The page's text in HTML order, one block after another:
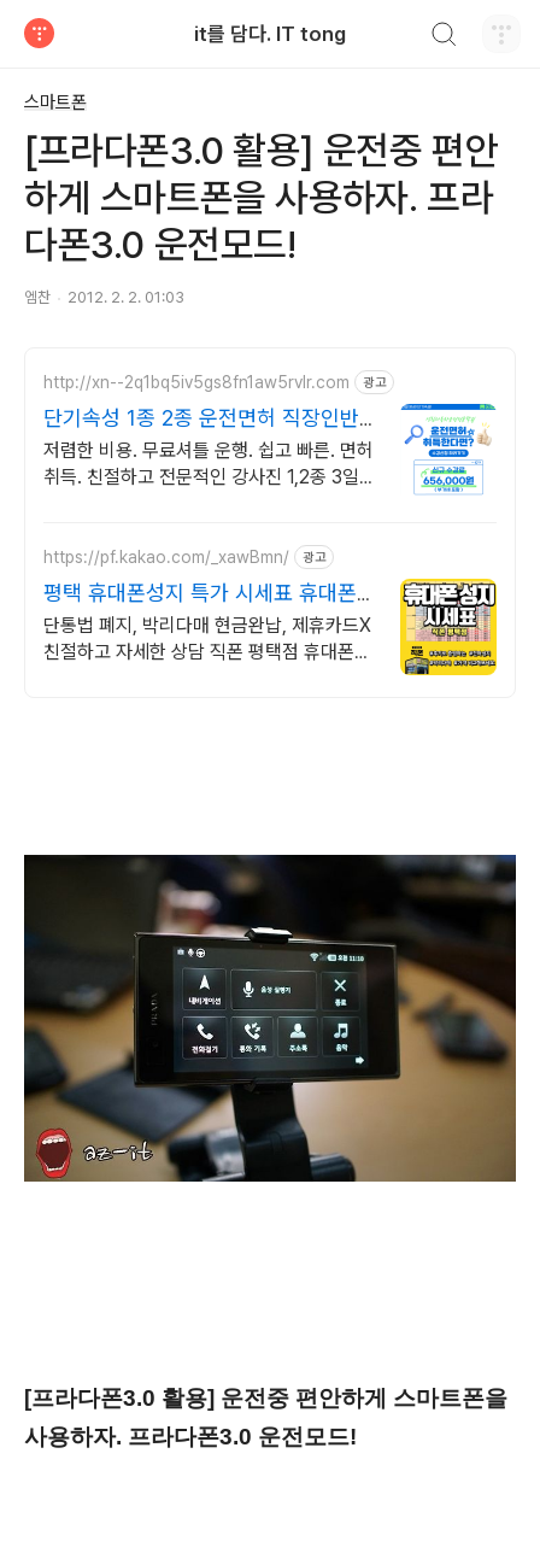
it를 담다. IT tong
스마트폰
[프라다폰3.0 활용] 운전중 편안
하게 스마트폰을 사용하자. 프라
다폰3.0 운전모드!
엠찬 2012. 2. 2. 01:03
http://xn--2q1bq5iv5gs8fn1aw5rvlr.com 광고
단기속성 1종 2종 운전면허 직장인반
운영.빠른면허취득!
저렴한 비용. 무료셔틀 운행. 쉽고 빠른. 면허
취득. 친절하고 전문적인 강사진 1,2종 3일완
https://pf.kakao.com/_xawBmn/ 광고
평택 휴대폰성지 특가 시세표 휴대폰성
지 직폰평택점
단통법 폐지, 박리다매 현금완납, 제휴카드X
친절하고 자세한 상담 직폰 평택점 휴대폰성
[프라다폰3.0 활용] 운전중 편안하게 스마트폰을
사용하자. 프라다폰3.0 운전모드!